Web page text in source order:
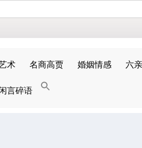
术 名商高贾 婚姻情感
六
言碎语